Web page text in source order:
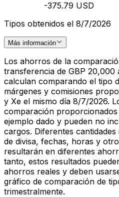
-375.79 USD
Tipos obtenidos el 8/7/2026
Más información
Los ahorros de la
transferencia de GBP 20,000
calculan comparando el tipo
márgenes y comisiones
y Xe el mismo día 8/7/2026.
comparación
ejemplo dado y pueden no
cargos. Diferentes
de divisa, fechas, horas y
resultarán en diferentes
tanto, estos resultados
ahorros reales y deben
gráfico de comparación de
trimestralmente.